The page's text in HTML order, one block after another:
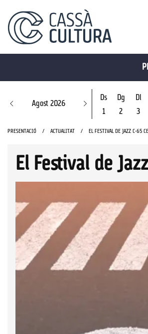
Agost 2026
Ds
1
Dg
2
Dl
3
PRESENTACIÓ ACTUALITAT EL FESTIVAL DE JAZZ C-65
El Festival de